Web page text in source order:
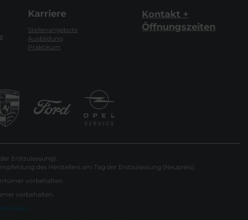
Karriere
Stellenangebote
Ausbildung
Praktikum
Kontakt +
Öffnungszeiten
Erstzulassung).
des Herstellers am Tag der Erstzulassung (Neupreis).
vorbehalten.
vorbehalten.